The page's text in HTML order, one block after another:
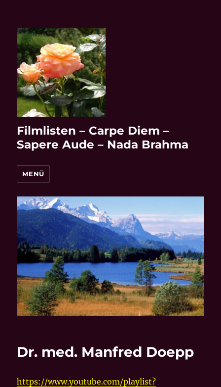
Filmlisten – Carpe Diem –
Sapere Aude – Nada Brahma
MENÜ
Dr. med. Manfred Doepp
https://www.youtube.com/playlist?